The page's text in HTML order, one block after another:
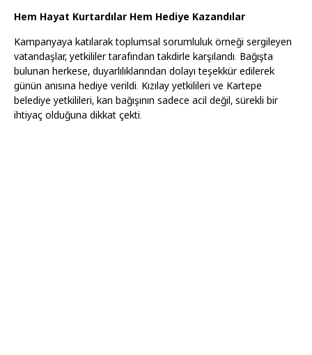
Hem Hayat Kurtardılar Hem Hediye Kazandılar
Kampanyaya katılarak toplumsal sorumluluk örneği sergileyen
vatandaşlar, yetkililer tarafından takdirle karşılandı. Bağışta
bulunan herkese, duyarlılıklarından dolayı teşekkür edilerek
günün anısına hediye verildi. Kızılay yetkilileri ve Kartepe
belediye yetkilileri, kan bağışının sadece acil değil, sürekli bir
ihtiyaç olduğuna dikkat çekti.